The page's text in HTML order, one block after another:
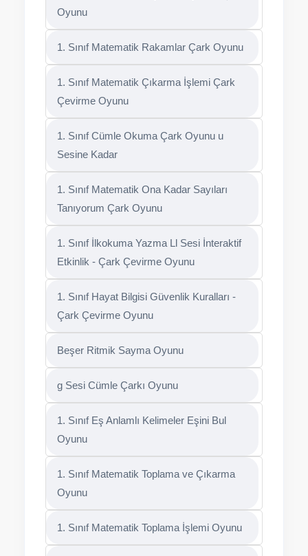
Oyunu
1. Sınıf Matematik Rakamlar Çark Oyunu
1. Sınıf Matematik Çıkarma İşlemi Çark
Çevirme Oyunu
1. Sınıf Cümle Okuma Çark Oyunu u
Sesine Kadar
1. Sınıf Matematik Ona Kadar Sayıları
Tanıyorum Çark Oyunu
1. Sınıf İlkokuma Yazma Ll Sesi İnteraktif
Etkinlik - Çark Çevirme Oyunu
1. Sınıf Hayat Bilgisi Güvenlik Kuralları -
Çark Çevirme Oyunu
Beşer Ritmik Sayma Oyunu
g Sesi Cümle Çarkı Oyunu
1. Sınıf Eş Anlamlı Kelimeler Eşini Bul
Oyunu
1. Sınıf Matematik Toplama ve Çıkarma
Oyunu
1. Sınıf Matematik Toplama İşlemi Oyunu